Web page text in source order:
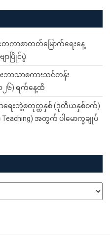
ကာစာတတ်မြောက်ရေးနေ့
ာပြိုင်ပွဲ
ဘာသာစကားသင်တန်း
၂၆) ရက်နေ့ထိ
ေးဘွဲ့စတုတ္ထနှစ် (ဒုတိယနှစ်ဝက်)
အတွက် ပါမောက္ခချုပ်